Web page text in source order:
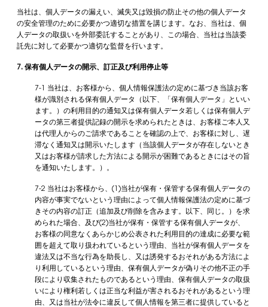
当社は、個人データの漏えい、滅失又は毀損の防止その他の個人データ
の安全管理のために必要かつ適切な措置を講じます。なお、当社は、個
人データの取扱いを外部委託することがあり、この場合、当社は当該委
託先に対して必要かつ適切な監督を行います。
7. 保有個人データの開示、訂正及び利用停止等
7-1 当社は、お客様から、個人情報保護法の定めに基づき当該お客
様が識別される保有個人データ（以下、「保有個人データ」といい
ます。）の利用目的の通知又は保有個人データ若しくは保有個人デ
ータの第三者提供記録の開示を求められたときは、お客様ご本人又
は代理人からのご請求であることを確認の上で、お客様に対し、遅
滞なく通知又は開示いたします（当該個人データが存在しないとき
又はお客様が請求した方法による開示が困難であるときにはその旨
を通知いたします。）。
7-2 当社はお客様から、(1)当社が保有・保管する保有個人データの
内容が事実でないという理由によって個人情報保護法の定めに基づ
きその内容の訂正（追加及び削除を含みます。以下、同じ。）を求
められた場合、及び(2)当社が保有・保管する保有個人データが、
お客様の同意なくあらかじめ公表された利用目的の達成に必要な範
囲を超えて取り扱われているという理由、当社が保有個人データを
違法又は不当な行為を助長し、又は誘発するおそれがある方法によ
り利用しているという理由、保有個人データが偽りその他不正の手
段により収集されたものであるという理由、保有個人データの取扱
いにより権利若しくは正当な利益が害されるおそれがあるという理
由、又は当社が法令に違反して個人情報を第三者に提供していると